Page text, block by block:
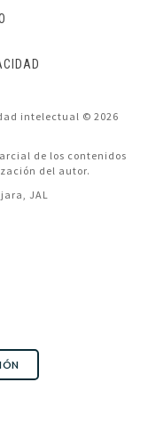
intelectual © 2026
de los contenidos
del autor.
JAL